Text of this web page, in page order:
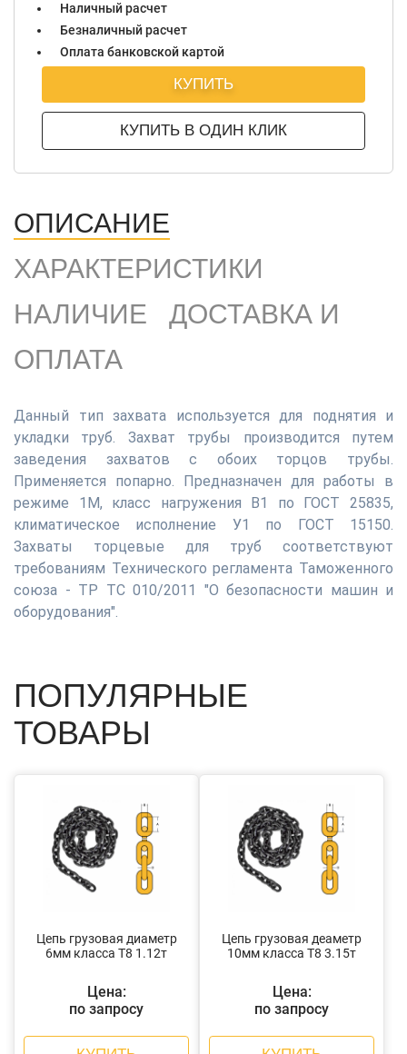
Наличный расчет
Безналичный расчет
Оплата банковской картой
КУПИТЬ
КУПИТЬ В ОДИН КЛИК
ОПИСАНИЕ
ХАРАКТЕРИСТИКИ
НАЛИЧИЕ
ДОСТАВКА И
ОПЛАТА
Данный тип захвата используется для поднятия и
укладки труб. Захват трубы производится путем
заведения захватов с обоих торцов трубы.
Применяется попарно. Предназначен для работы в
режиме 1М, класс нагружения В1 по ГОСТ 25835,
климатическое исполнение У1 по ГОСТ 15150.
Захваты торцевые для труб соответствуют
требованиям Технического регламента Таможенного
союза - ТР ТС 010/2011 "О безопасности машин и
оборудования".
ПОПУЛЯРНЫЕ
ТОВАРЫ
Цепь грузовая диаметр
6мм класса Т8 1.12т
Цена:
по запросу
Цепь грузовая деаметр
10мм класса Т8 3.15т
Цена:
по запросу